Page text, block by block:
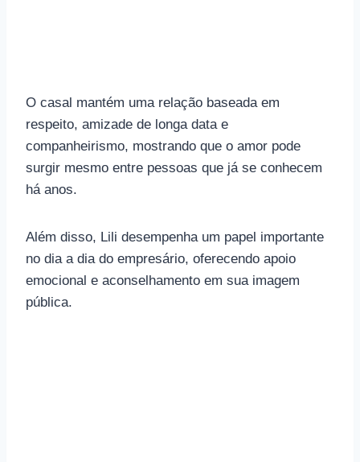
O casal mantém uma relação baseada em
respeito, amizade de longa data e
companheirismo, mostrando que o amor pode
surgir mesmo entre pessoas que já se conhecem
há anos.
Além disso, Lili desempenha um papel importante
no dia a dia do empresário, oferecendo apoio
emocional e aconselhamento em sua imagem
pública.